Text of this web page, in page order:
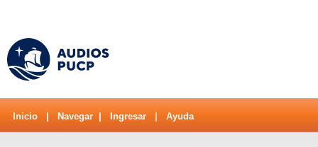
Inicio Navegar Ingresar Ayuda